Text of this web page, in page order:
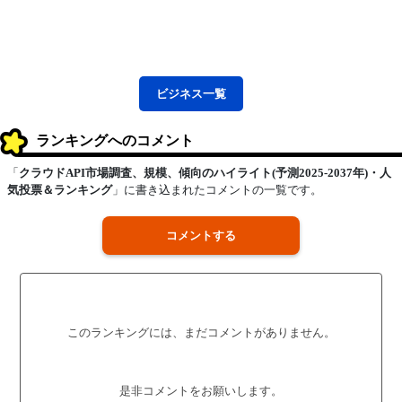
ビジネス一覧
ランキングへのコメント
「 クラウドAPI市場調査、規模、傾向のハイライト(予測2025-2037年)・人
気投票＆ランキング」に書き込まれたコメントの一覧です。
コメントする
このランキングには、まだコメントがありません。
是非コメントをお願いします。